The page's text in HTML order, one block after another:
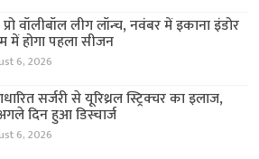
वॉलीबॉल लीग लॉन्च, नवंबर में इकाना इंडोर
में होगा पहला सीजन
6, 2026
सर्जरी से यूरिथ्रल स्ट्रिक्चर का इलाज,
दिन हुआ डिस्चार्ज
6, 2026